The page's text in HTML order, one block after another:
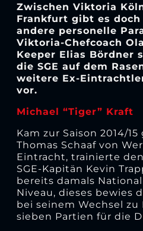
Zwischen Viktoria
Frankfurt gibt es
andere personelle
Viktoria-Chefcoach
Keeper Elias Bördner
die SGE auf dem
weitere Ex-
vor.
Michael “Tiger” Kraft
Kam zur Saison 2014/
Thomas Schaaf von
Eintracht, trainierte
SGE-Kapitän Kevin
bereits damals
Niveau, dieses bewies
bei seinem Wechsel zu
sieben Partien für die